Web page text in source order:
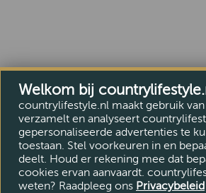
Welkom bij
countrylifestyle.nl maakt gebruik
verzamelt en analyseert
gepersonaliseerde advertenties te
toestaan. Stel voorkeuren in en
deelt. Houd er rekening mee dat
cookies ervan aanvaardt.
weten? Raadpleeg ons Privacybeleid